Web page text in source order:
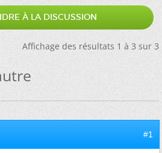
À LA DISCUSSION
Affichage des résultats 1 à 3 sur 3
#1